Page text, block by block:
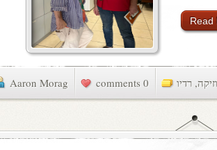
Read
Aaron Morag 0 comments , רדיו